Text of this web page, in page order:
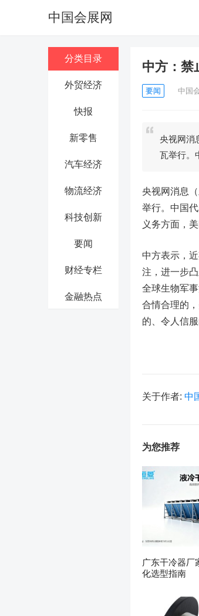
中国会展网
分类目录
外贸经济
快报
新零售
汽车经济
物流经济
科技创新
要闻
财经专栏
金融热点
中方：禁
要闻 中国
央视网消
瓦举行。
央视网消息
举行。中国
义务方面，
中方表示，
注，进一步
全球生物军
合情合理的
的、令人信服
关于作者: 中
为您推荐
广东干冷器厂
化选型指南